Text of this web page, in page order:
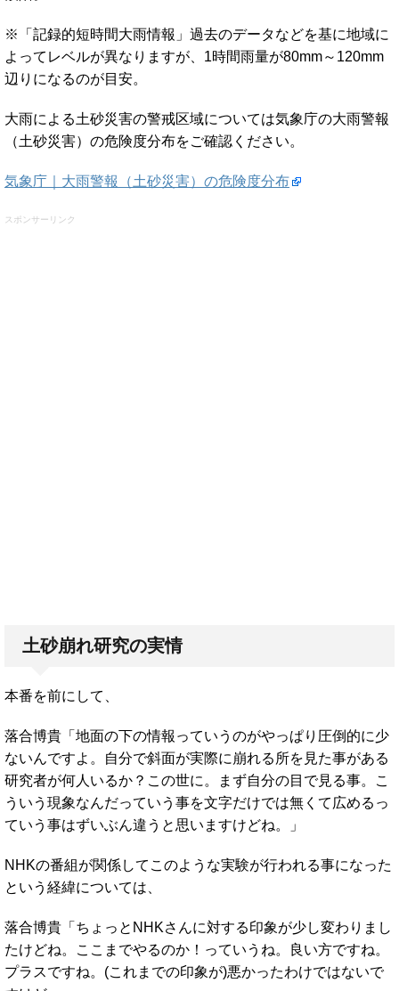
※「記録的短時間大雨情報」過去のデータなどを基に地域に
よってレベルが異なりますが、1時間雨量が80mm～120mm
辺りになるのが目安。
大雨による土砂災害の警戒区域については気象庁の大雨警報
（土砂災害）の危険度分布をご確認ください。
気象庁｜大雨警報（土砂災害）の危険度分布
スポンサーリンク
土砂崩れ研究の実情
本番を前にして、
落合博貴「地面の下の情報っていうのがやっぱり圧倒的に少
ないんですよ。自分で斜面が実際に崩れる所を見た事がある
研究者が何人いるか？この世に。まず自分の目で見る事。こ
ういう現象なんだっていう事を文字だけでは無くて広めるっ
ていう事はずいぶん違うと思いますけどね。」
NHKの番組が関係してこのような実験が行われる事になった
という経緯については、
落合博貴「ちょっとNHKさんに対する印象が少し変わりまし
たけどね。ここまでやるのか！っていうね。良い方ですね。
プラスですね。(これまでの印象が)悪かったわけではないで